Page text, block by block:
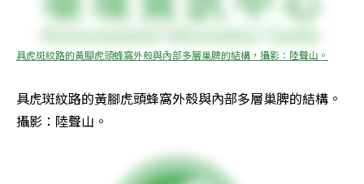
具虎斑紋路的黃腳虎頭蜂窩外殼與內部多層巢脾的結構，攝影：陸聲山。
具虎斑紋路的黃腳虎頭蜂窩外殼與內部多層巢脾的結構。
攝影：陸聲山。